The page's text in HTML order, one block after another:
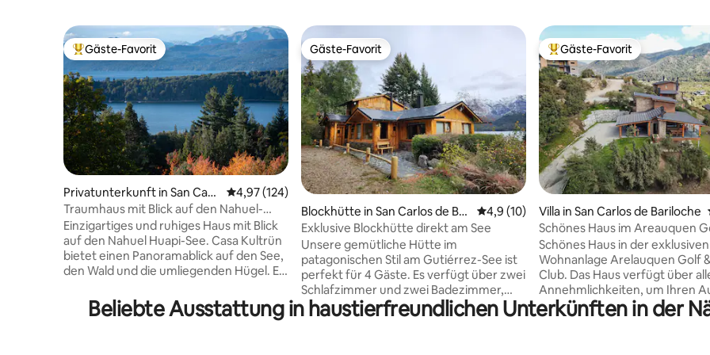
Beliebter Gäste-Favorit.
Gäste-Favorit
Privatunterkunft in San Carl
os de Bariloche
Durchschnittliche Bewertung: 4,97 von 5, 124 Bewertungen
4,97 (124)
Traumhaus mit Blick auf den Nahuel-
Huapi-See
Einzigartiges und ruhiges Haus mit Blick
auf den Nahuel Huapi-See. Casa Kultrün
bietet einen Panoramablick auf den See,
den Wald und die umliegenden Hügel. Es
ist komplett ausgestattet und verfügt
über Highspeed-Internetzugang. Sie
Gäste-Favorit
Gäste-Favorit
Blockhütte in San Carlos de Bar
iloche
Durchschnittliche Bewertung: 4,9 von 5,
4,9 (10)
Exklusive Blockhütte direkt am See
Unsere gemütliche Hütte im
patagonischen Stil am Gutiérrez-See ist
perfekt für 4 Gäste. Es verfügt über zwei
Schlafzimmer und zwei Badezimmer,
eine voll ausgestattete Küche, einen
kleinen Essbereich und einen
Beliebter Gäste-Favorit.
Gäste-Favorit
Villa in San Carlos de Bariloche
Schönes Haus im Areauquen
Country Club
Schönes Haus in der exklusiven
Wohnanlage Arelauquen Golf
Club. Das Haus verfügt über
Annehmlichkeiten, um Ihren
in Bariloche zu einem
machen. Es verfügt über 4
Beliebte Ausstattung in haustierfreundlichen Unterkünften in der